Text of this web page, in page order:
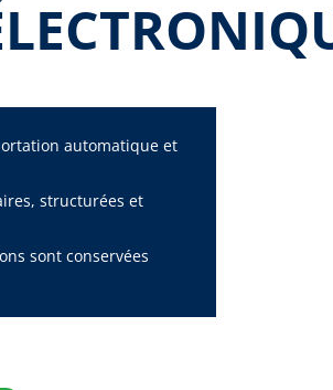
automatique et
structurées et
sont conservées